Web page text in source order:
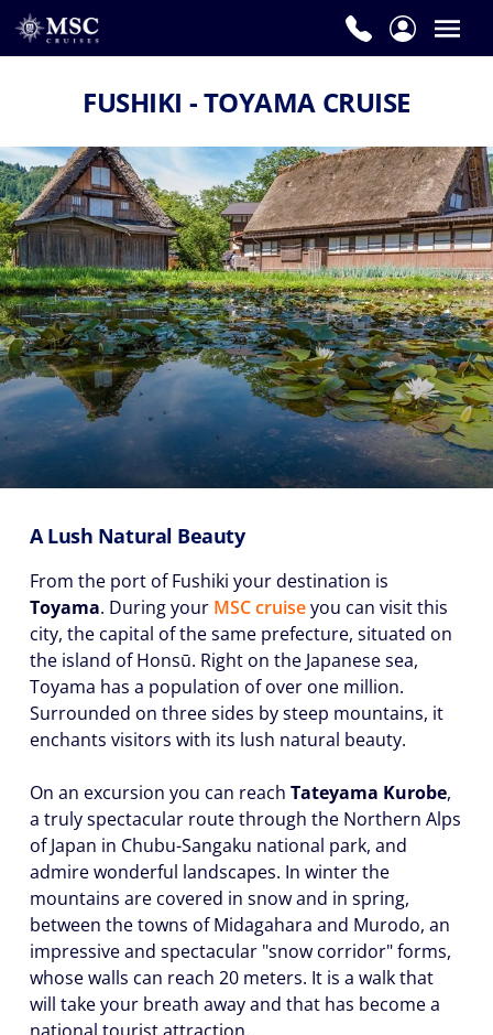
FUSHIKI - TOYAMA CRUISE
A Lush Natural Beauty
From the port of Fushiki your destination is
Toyama. During your MSC cruiseyou can visit this
city, the capital of the same prefecture, situated on
the island of Honsū. Right on the Japanese sea,
Toyama has a population of over one million.
Surrounded on three sides by steep mountains, it
enchants visitors with its lush natural beauty.
On an excursion you can reach Tateyama Kurobe,
a truly spectacular route through the Northern Alps
of Japan in Chubu-Sangaku national park, and
admire wonderful landscapes. In winter the
mountains are covered in snow and in spring,
between the towns of Midagahara and Murodo, an
impressive and spectacular "snow corridor" forms,
whose walls can reach 20 meters. It is a walk that
will take your breath away and that has become a